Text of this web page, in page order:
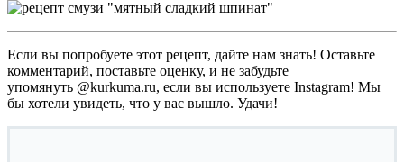
Если вы попробуете этот рецепт, дайте нам знать! Оставьте
комментарий, поставьте оценку, и не забудьте
упомянуть @kurkuma.ru, если вы используете Instagram! Мы
бы хотели увидеть, что у вас вышло. Удачи!